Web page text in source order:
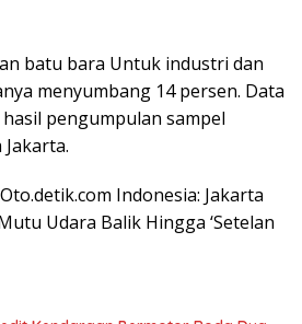
batu bara Untuk industri dan
menyumbang 14 persen. Data
pengumpulan sampel
Indonesia: Jakarta
Udara Balik Hingga ‘Setelan